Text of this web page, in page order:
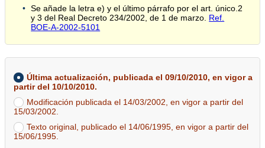
Se añade la letra e) y el último párrafo por el art. único.2
y 3 del Real Decreto 234/2002, de 1 de marzo. Ref.
BOE-A-2002-5101
Última actualización, publicada el 09/10/2010, en vigor a
partir del 10/10/2010.
Modificación publicada el 14/03/2002, en vigor a partir del
15/03/2002.
Texto original, publicado el 14/06/1995, en vigor a partir del
15/06/1995.